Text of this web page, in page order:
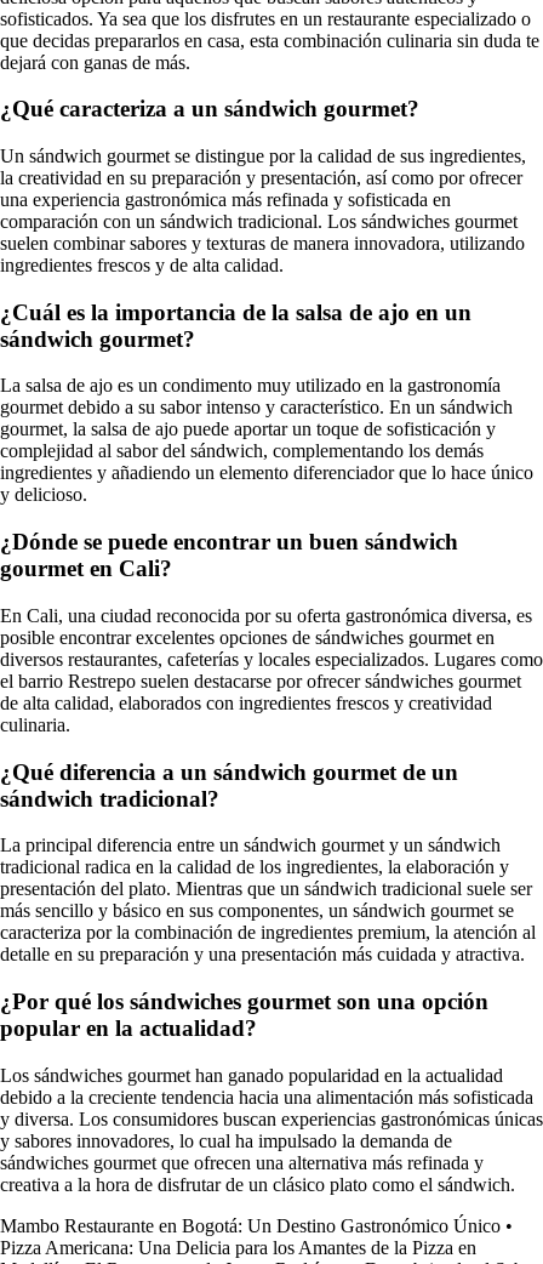
sofisticados. Ya sea que los disfrutes en un restaurante especializado o
que decidas prepararlos en casa, esta combinación culinaria sin duda te
dejará con ganas de más.
¿Qué caracteriza a un sándwich gourmet?
Un sándwich gourmet se distingue por la calidad de sus ingredientes,
la creatividad en su preparación y presentación, así como por ofrecer
una experiencia gastronómica más refinada y sofisticada en
comparación con un sándwich tradicional. Los sándwiches gourmet
suelen combinar sabores y texturas de manera innovadora, utilizando
ingredientes frescos y de alta calidad.
¿Cuál es la importancia de la salsa de ajo en un
sándwich gourmet?
La salsa de ajo es un condimento muy utilizado en la gastronomía
gourmet debido a su sabor intenso y característico. En un sándwich
gourmet, la salsa de ajo puede aportar un toque de sofisticación y
complejidad al sabor del sándwich, complementando los demás
ingredientes y añadiendo un elemento diferenciador que lo hace único
y delicioso.
¿Dónde se puede encontrar un buen sándwich
gourmet en Cali?
En Cali, una ciudad reconocida por su oferta gastronómica diversa, es
posible encontrar excelentes opciones de sándwiches gourmet en
diversos restaurantes, cafeterías y locales especializados. Lugares como
el barrio Restrepo suelen destacarse por ofrecer sándwiches gourmet
de alta calidad, elaborados con ingredientes frescos y creatividad
culinaria.
¿Qué diferencia a un sándwich gourmet de un
sándwich tradicional?
La principal diferencia entre un sándwich gourmet y un sándwich
tradicional radica en la calidad de los ingredientes, la elaboración y
presentación del plato. Mientras que un sándwich tradicional suele ser
más sencillo y básico en sus componentes, un sándwich gourmet se
caracteriza por la combinación de ingredientes premium, la atención al
detalle en su preparación y una presentación más cuidada y atractiva.
¿Por qué los sándwiches gourmet son una opción
popular en la actualidad?
Los sándwiches gourmet han ganado popularidad en la actualidad
debido a la creciente tendencia hacia una alimentación más sofisticada
y diversa. Los consumidores buscan experiencias gastronómicas únicas
y sabores innovadores, lo cual ha impulsado la demanda de
sándwiches gourmet que ofrecen una alternativa más refinada y
creativa a la hora de disfrutar de un clásico plato como el sándwich.
Mambo Restaurante en Bogotá: Un Destino Gastronómico Único •
Pizza Americana: Una Delicia para los Amantes de la Pizza en